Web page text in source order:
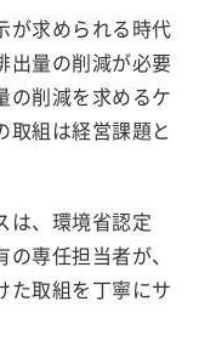
が求められる時代
出量の削減が必要
の削減を求めるケ
取組は経営課題と
は、環境省認定
の専任担当者が、
た取組を丁寧にサ